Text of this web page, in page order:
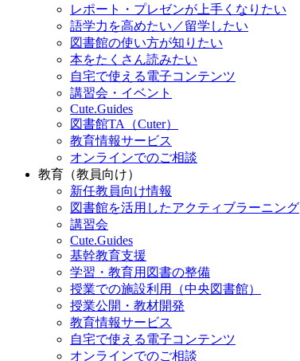
レポート・プレゼンが上手くなりたい
語学力を高めたい／留学したい
図書館の使い方が知りたい
本をたくさん読みたい
自宅で使える電子コンテンツ
講習会・イベント
Cute.Guides
図書館TA（Cuter）
教育情報サービス
オンラインでのご相談
教育（教員向け）
新任教員向け情報
図書館を活用したアクティブラーニング
講習会
Cute.Guides
基幹教育支援
学習・教育用図書の整備
授業での施設利用（中央図書館）
授業公開・教材開発
教育情報サービス
自宅で使える電子コンテンツ
オンラインでのご相談